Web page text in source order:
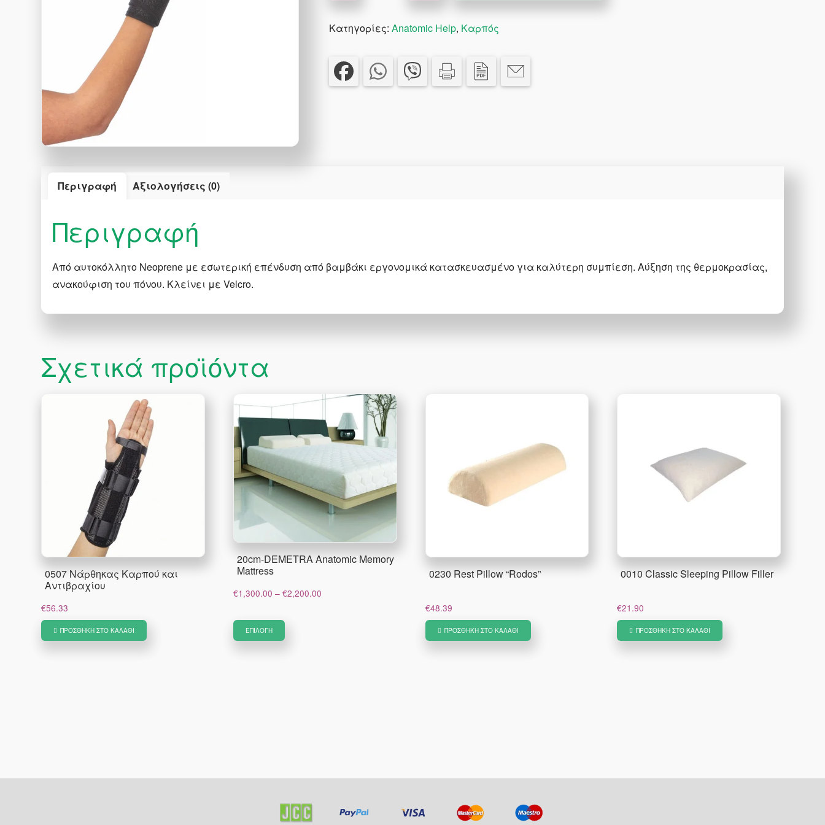
Δέστρα
Κατηγορίες: Anatomic Help, Καρπός
Περιγραφή Αξιολογήσεις (0)
Περιγραφή
Από αυτοκόλλητο Neoprene με εσωτερική επένδυση από βαμβάκι εργονομικά κατασκευασμένο για καλύτερη συμπίεση. Αύξηση της θερμοκρασίας,
ανακούφιση του πόνου. Κλείνει με Velcro.
Σχετικά προϊόντα
0507 Νάρθηκας Καρπού και
Αντιβραχίου
€56.33
ΠΡΟΣΘΉΚΗ ΣΤΟ ΚΑΛΆΘΙ
20cm-DEMETRA Anatomic Memory
Mattress
€1,300.00 – €2,200.00Price
ΕΠΙΛΟΓΉ
Αυτό
το
να
στη
0230 Rest Pillow “Rodos”
€48.39
ΠΡΟΣΘΉΚΗ ΣΤΟ ΚΑΛΆΘΙ
0010 Classic Sleeping Pillow Filler
€21.90
ΠΡΟΣΘΉΚΗ ΣΤΟ ΚΑΛΆΘΙ